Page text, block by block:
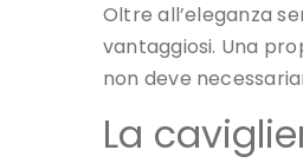
Oltre all’eleganza
vantaggiosi. Una
non deve
La